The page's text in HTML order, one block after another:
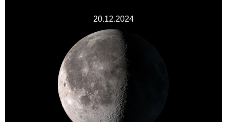
20.12.2024